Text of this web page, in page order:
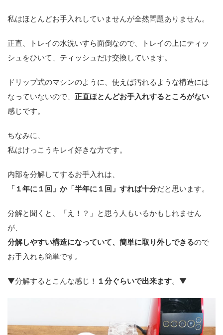
私はほとんどお手入れしていませんが全然問題ありません。
正直、トレイの水洗いすら面倒なので、トレイの上にティッ
シュをひいて、ティッシュだけ交換しています。
ドリップ式のマシンのように、使えば汚れるような構造には
なっていないので、 正直ほとんどお手入れするところがない
感じです。
ちなみに、
私はけっこうキレイ好きな方です。
内部を分解してするお手入れは、
「１年に１回」か「半年に１回」すれば十分だと思います。
分解と聞くと、「え！？」と思う人もいるかもしれません
が、
分解しやすい構造になっていて、簡単に取り外しできるので
お手入れも簡単です。
▼分解するとこんな感じ！ １分ぐらいで出来ます。▼